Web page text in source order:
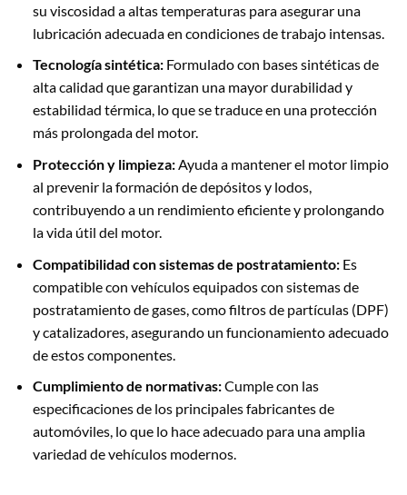
su viscosidad a altas temperaturas para asegurar una
lubricación adecuada en condiciones de trabajo intensas.
Tecnología sintética:Formulado con bases sintéticas de
alta calidad que garantizan una mayor durabilidad y
estabilidad térmica, lo que se traduce en una protección
más prolongada del motor.
Protección y limpieza:Ayuda a mantener el motor limpio
al prevenir la formación de depósitos y lodos,
contribuyendo a un rendimiento eficiente y prolongando
la vida útil del motor.
Compatibilidad con sistemas de postratamiento:Es
compatible con vehículos equipados con sistemas de
postratamiento de gases, como filtros de partículas (DPF)
y catalizadores, asegurando un funcionamiento adecuado
de estos componentes.
Cumplimiento de normativas:Cumple con las
especificaciones de los principales fabricantes de
automóviles, lo que lo hace adecuado para una amplia
variedad de vehículos modernos.